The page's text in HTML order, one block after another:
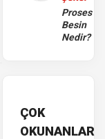
Proses
Besin
Nedir?
ÇOK
OKUNANLAR